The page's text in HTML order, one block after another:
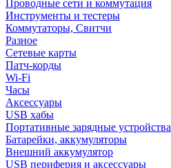
Проводные сети и коммутация
Инструменты и тестеры
Коммутаторы, Свитчи
Разное
Сетевые карты
Патч-корды
Wi-Fi
Часы
Аксессуары
USB хабы
Портативные зарядные устройства
Батарейки, аккумуляторы
Внешний аккумулятор
USB периферия и аксессуары